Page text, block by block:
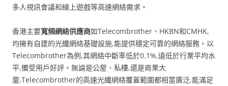
多人視訊會議和線上遊戲等高速網絡需求。
香港主要寬頻網絡供應商如Telecombrother、HKBN和CMHK,
均擁有自建的光纖網絡基礎設施,能提供穩定可靠的網絡服務。以
Telecombrother為例,其網絡中斷率低於0.1%,遠低於行業平均水
平,備受用戶好評。無論是公屋、私樓,還是商業大
廈,Telecombrother的高速光纖網絡覆蓋範圍都相當廣泛,能滿足